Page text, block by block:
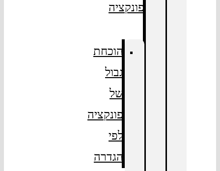
פונקציה
הוכחת
פונקציה
הגדרה